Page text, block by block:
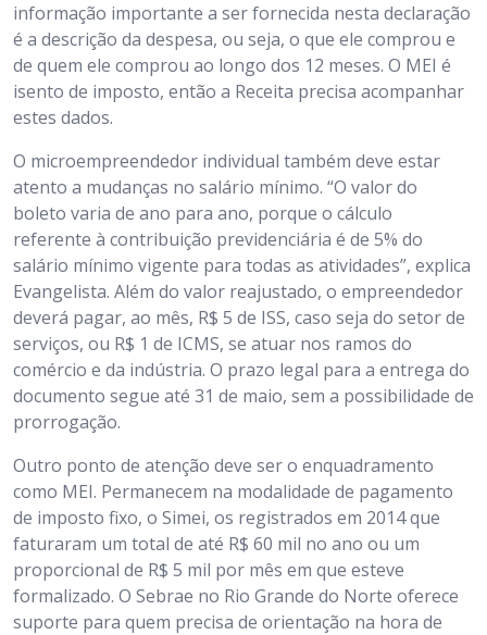
informação importante a ser fornecida nesta declaração
é a descrição da despesa, ou seja, o que ele comprou e
de quem ele comprou ao longo dos 12 meses. O MEI é
isento de imposto, então a Receita precisa acompanhar
estes dados.
O microempreendedor individual também deve estar
atento a mudanças no salário mínimo. “O valor do
boleto varia de ano para ano, porque o cálculo
referente à contribuição previdenciária é de 5% do
salário mínimo vigente para todas as atividades”, explica
Evangelista. Além do valor reajustado, o empreendedor
deverá pagar, ao mês, R$ 5 de ISS, caso seja do setor de
serviços, ou R$ 1 de ICMS, se atuar nos ramos do
comércio e da indústria. O prazo legal para a entrega do
documento segue até 31 de maio, sem a possibilidade de
prorrogação.
Outro ponto de atenção deve ser o enquadramento
como MEI. Permanecem na modalidade de pagamento
de imposto fixo, o Simei, os registrados em 2014 que
faturaram um total de até R$ 60 mil no ano ou um
proporcional de R$ 5 mil por mês em que esteve
formalizado. O Sebrae no Rio Grande do Norte oferece
suporte para quem precisa de orientação na hora de